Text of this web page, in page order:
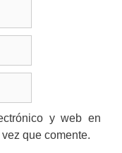
y web en
que comente.